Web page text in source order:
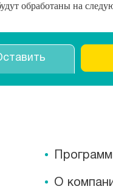
обработаны на
О